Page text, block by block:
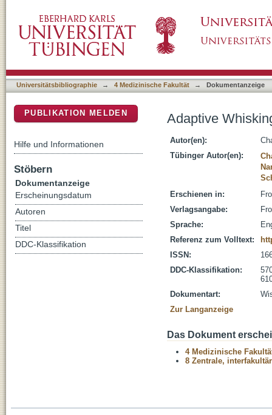
Universitätsbibliographie → 4 Medizinische Fakultät → Dokumentanzeige
Adaptive
Autor(en):
Tübinger Autor(en):
Erschienen in:
Verlagsangabe:
Sprache:
Referenz zum Volltext:
ISSN:
DDC-Klassifikation:
Dokumentart:
Zur Langanzeige
Das Dokument
4 Medizinische
8 Zentrale,
PUBLIKATION MELDEN
Hilfe und Informationen
Stöbern
Dokumentanzeige
Erscheinungsdatum
Autoren
Titel
DDC-Klassifikation